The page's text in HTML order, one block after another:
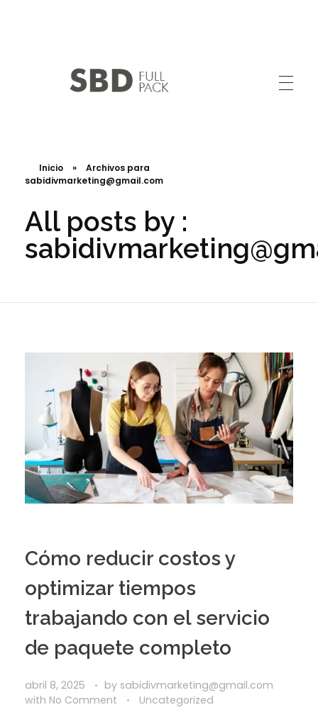
Inicio »
Archivos para
sabidivmarketing@gmail.com
All posts by :
Cómo reducir costos y
optimizar tiempos
trabajando con el servicio
de paquete completo
abril 8, 2025 by sabidivmarketing@gmail.com
with No Comment Uncategorized